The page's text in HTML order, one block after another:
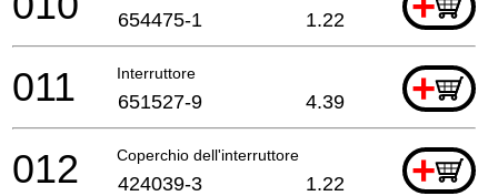
654475-1 1.22
Interruttore +
011 651527-9 4.39
Coperchio dell'interruttore +
012 424039-3 1.22